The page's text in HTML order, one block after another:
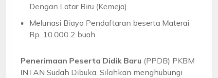
Dengan Latar Biru (Kemeja)
Melunasi Biaya Pendaftaran beserta Materai
Rp. 10.000 2 buah
Penerimaan Peserta Didik Baru (PPDB) PKBM
INTAN Sudah Dibuka, Silahkan menghubungi